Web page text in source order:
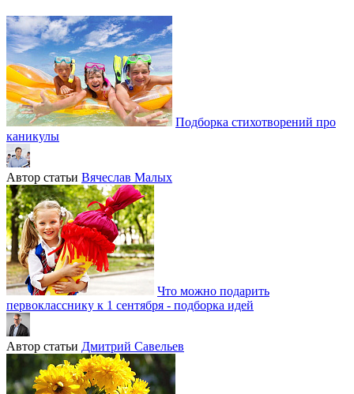
Подборка стихотворений про
каникулы
Автор статьи Вячеслав Малых
Что можно подарить
первокласснику к 1 сентября - подборка идей
Автор статьи Дмитрий Савельев